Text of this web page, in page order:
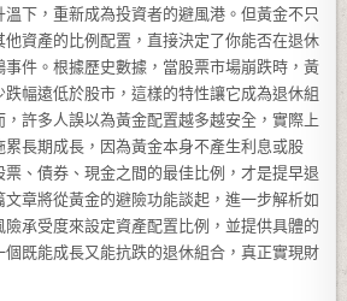
下，重新成為投資者的避風港。但黃金不只
資產的比例配置，直接決定了你能否在退休
件。根據歷史數據，當股票市場崩跌時，黃
幅遠低於股市，這樣的特性讓它成為退休組
許多人誤以為黃金配置越多越安全，實際上
長期成長，因為黃金本身不產生利息或股
、債券、現金之間的最佳比例，才是提早退
章將從黃金的避險功能談起，進一步解析如
承受度來設定資產配置比例，並提供具體的
既能成長又能抗跌的退休組合，真正實現財